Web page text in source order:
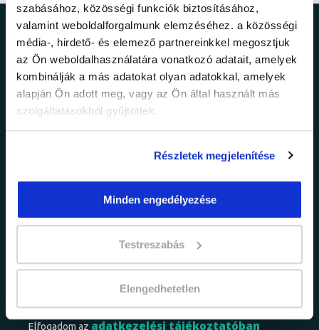
szabásához, közösségi funkciók biztosításához,
valamint weboldalforgalmunk elemzéséhez. a közösségi
média-, hirdető- és elemező partnereinkkel megosztjuk
az Ön weboldalhasználatára vonatkozó adatait, amelyek
kombinálják a más adatokat olyan adatokkal, amelyek
alapján Ön adott meg, vagy az Ön által használt más
szolgáltatásokból gyűjtöttek.
Részletek megjelenítése
Minden engedélyezése
Testreszabás
Elengedhetetlen
Ne maradj le a
legfrissebb
információkról!
Értesülj elsőként legújabb tanfolyamainkról,
promócióinkról.
Elfogadom az adatkezelési tájékoztatóban